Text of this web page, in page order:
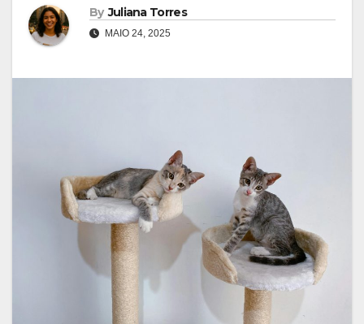
By Juliana Torres
MAIO 24, 2025